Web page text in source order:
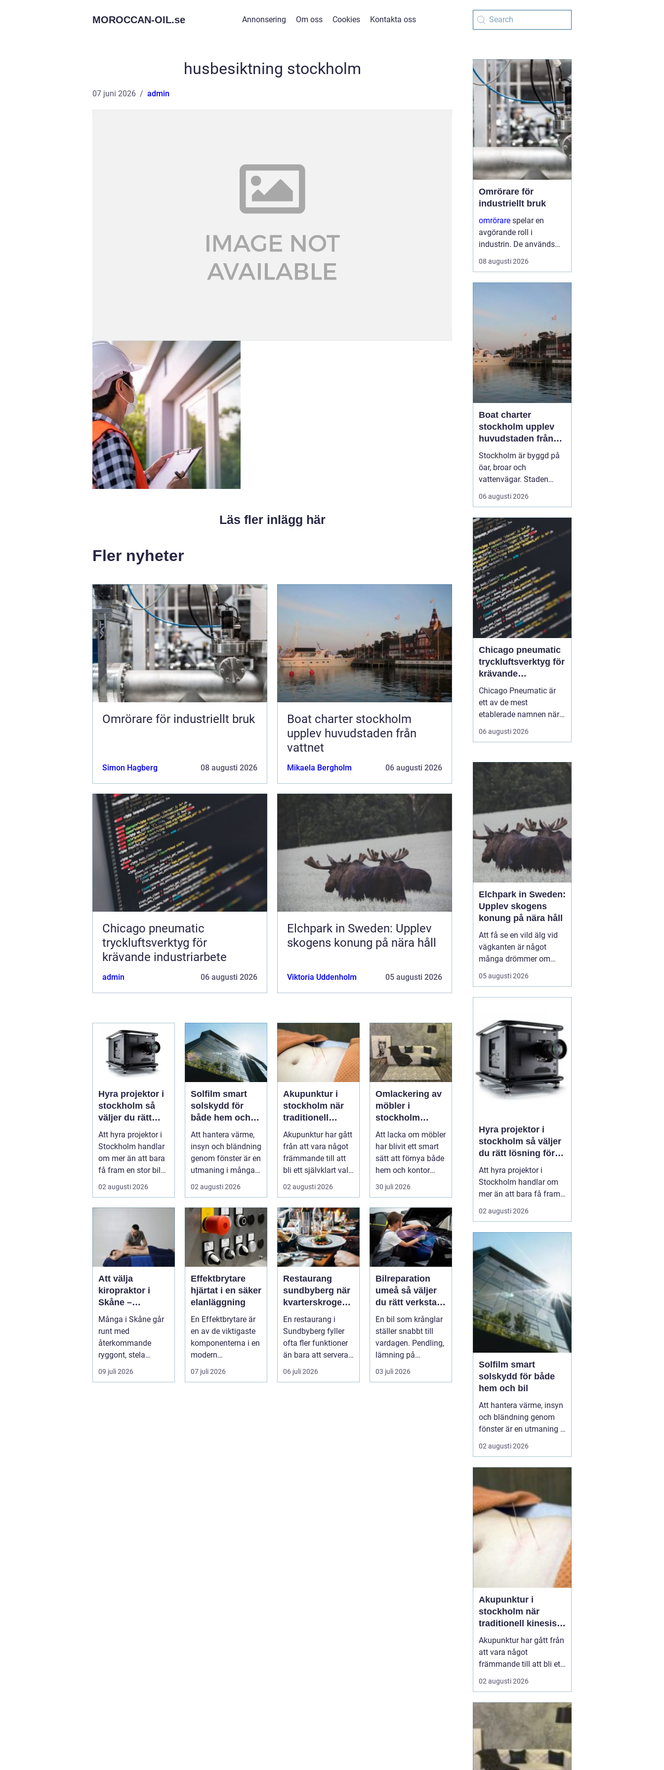
MOROCCAN-OIL.se Annonsering Om oss Cookies Kontakta oss
husbesiktning stockholm
07 juni 2026 admin
Läs fler inlägg här
Fler nyheter
Omrörare för industriellt bruk
Simon Hagberg 08 augusti 2026
Boat charter stockholm
upplev huvudstaden från
vattnet
Mikaela Bergholm 06 augusti 2026
Chicago pneumatic
tryckluftsverktyg för
krävande industriarbete
admin 06 augusti 2026
Elchpark in Sweden: Upplev
skogens konung på nära håll
Viktoria Uddenholm 05 augusti 2026
Hyra projektor i
stockholm så
väljer du rätt
lösning för ditt
event
Att hyra projektor i
Stockholm handlar
om mer än att bara
få fram en stor bild
på en duk. En bra
02 augusti 2026
Solfilm smart
solskydd för
både hem och
bil
Att hantera värme,
insyn och bländning
genom fönster är en
utmaning i många
svenska hem,
kontor och ...
02 augusti 2026
Akupunktur i
stockholm när
traditionell
kinesisk
medicin möter
modern vardag
Akupunktur har gått
från att vara något
främmande till att
bli ett självklart val
för många som
söke...
02 augusti 2026
Omlackering av
möbler i
stockholm
hållbar
förvandling av
hem och kontor
Att lacka om möbler
har blivit ett smart
sätt att förnya både
hem och kontor
utan att köpa nytt.
Mån...
30 juli 2026
Att välja
kiropraktor i
Skåne –
kunskap som
hjälper dig att ta
rätt beslut
Många i Skåne går
runt med
återkommande
ryggont, stela
nackar eller diffusa
09 juli 2026
Effektbrytare
hjärtat i en säker
elanläggning
En Effektbrytare är
en av de viktigaste
komponenterna i en
modern
elanläggning. Den
skyddar människo...
07 juli 2026
Restaurang
sundbyberg när
kvarterskrogen
blir vardagsrum
En restaurang i
Sundbyberg fyller
ofta fler funktioner
än bara att servera
mat. För många blir
den s...
06 juli 2026
Bilreparation
umeå så väljer
du rätt verkstad
och får bilen att
hålla längre
En bil som krånglar
ställer snabbt till
vardagen. Pendling,
lämning på
förskola, utflykter
och storh...
03 juli 2026
Omrörare för
industriellt bruk
omrörare spelar en
avgörande roll i
industrin. De används
för att säkerställa att
vätskor och blandningar
produktionsprocesser.
08 augusti 2026
Boat charter
stockholm upplev
huvudstaden från
vattnet
Stockholm är byggd på
öar, broar och
vattenvägar. Staden
visar sin bästa sida från
däck på en båt, när
siluett och det lugna
vattnet ramar in
upplevelsen.Med Boat
charter Stockhol...
06 augusti 2026
Chicago pneumatic
tryckluftsverktyg för
krävande
industriarbete
Chicago Pneumatic är
ett av de mest
etablerade namnen när
det gäller
tryckluftsdrivna verktyg
Varumärket förknippas
med robust konstruktion,
hög prestanda och lång
livslängd. För många
företag handlar valet av
verktyg inte ...
06 augusti 2026
Elchpark in Sweden:
Upplev skogens
konung på nära håll
Att få se en vild älg vid
vägkanten är något
många drömmer om
inför en resa till Sverige.
I verkligheten är chansen
några dagar. ...
05 augusti 2026
Hyra projektor i
stockholm så väljer
du rätt lösning för
ditt event
Att hyra projektor i
Stockholm handlar om
mer än att bara få fram
en stor bild på en duk.
En bra
landar tydligt hos
publiken eller försvinner i
suddig bild, dålig
kontrast och stressade
teknikstrul. Med r...
02 augusti 2026
Solfilm smart
solskydd för både
hem och bil
Att hantera värme, insyn
och bländning genom
fönster är en utmaning i
många svenska hem,
kontor och bilar. Allt fler
komplement eller
alternativ till tradi...
02 augusti 2026
Akupunktur i
stockholm när
traditionell kinesisk
medicin möter
modern vardag
Akupunktur har gått från
att vara något
främmande till att bli ett
självklart val för många
som söker en naturlig
fler i Stockholm vill
förstå hur tunna nålar
kan påverka sömn,
smärta, mage, fertilitet
och stress. Samtidigt u...
02 augusti 2026